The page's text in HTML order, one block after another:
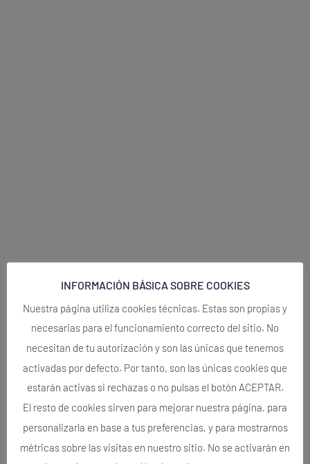
INFORMACIÓN BÁSICA SOBRE COOKIES
Nuestra página utiliza cookies técnicas. Estas son propias y
necesarias para el funcionamiento correcto del sitio. No
necesitan de tu autorización y son las únicas que tenemos
activadas por defecto. Por tanto, son las únicas cookies que
estarán activas si rechazas o no pulsas el botón ACEPTAR.
El resto de cookies sirven para mejorar nuestra página, para
personalizarla en base a tus preferencias, y para mostrarnos
métricas sobre las visitas en nuestro sitio. No se activarán en